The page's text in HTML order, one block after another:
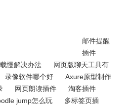
邮件提醒
插件
慢解决办法
网页版聊天工具有
录像软件哪个好
Axure原型制作
网页朗读插件
淘客插件
jump怎么玩
多标签页插